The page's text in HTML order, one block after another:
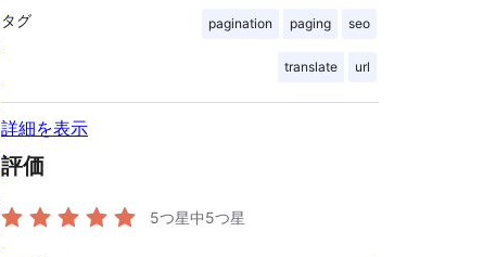
タグ pagination paging seo
translate url
詳細を表示
評価
5つ星中5つ星